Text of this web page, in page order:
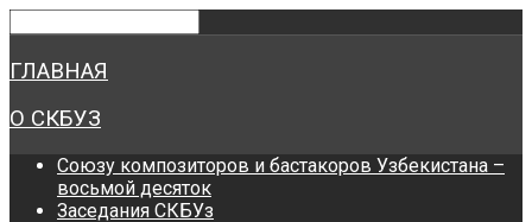
ГЛАВНАЯ
О СКБУЗ
Союзу композиторов и бастакоров Узбекистана –
восьмой десяток
Заседания СКБУз
Предыдущий
год
Предыдущий
месяц
Следующий
год
Следующий
месяц